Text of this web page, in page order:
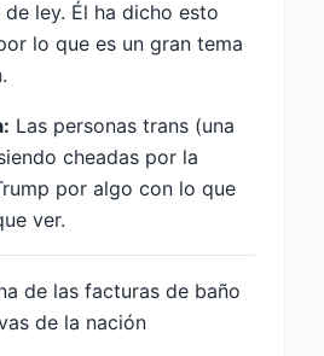
ley. Él ha dicho esto
lo que es un gran tema
Las personas trans (una
cheadas por la
por algo con lo que
ver.
de las facturas de baño
de la nación